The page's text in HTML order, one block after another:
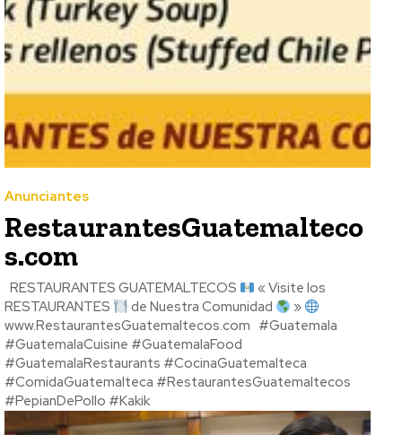
Anunciantes
RestaurantesGuatemalteco
s.com
RESTAURANTES GUATEMALTECOS
« Visite los
RESTAURANTES
de Nuestra Comunidad
»
www.RestaurantesGuatemaltecos.com #Guatemala
#GuatemalaCuisine #GuatemalaFood
#GuatemalaRestaurants #CocinaGuatemalteca
#ComidaGuatemalteca #RestaurantesGuatemaltecos